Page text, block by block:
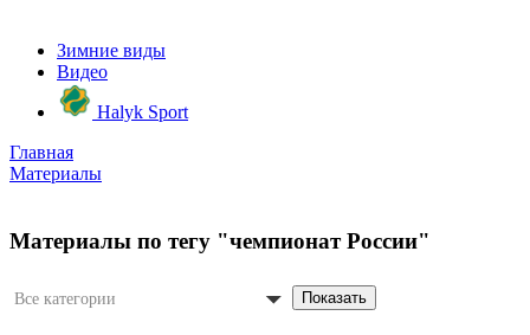
Зимние виды
Видео
Halyk Sport
Главная
Материалы
Материалы по тегу "чемпионат России"
Все категории Показать